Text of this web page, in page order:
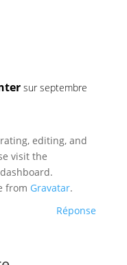
sur septembre
editing, and
visit the
from Gravatar.
Réponse